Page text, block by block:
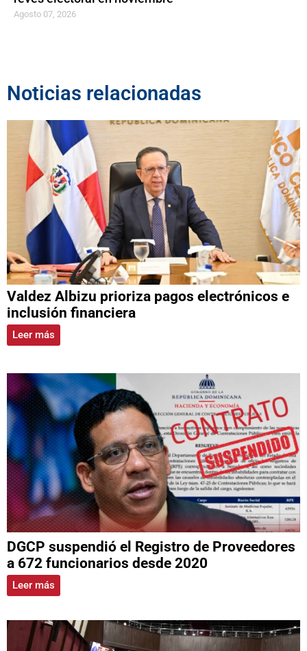
Agosto 07, 2026
Noticias relacionadas
Valdez Albizu prioriza pagos electrónicos e
inclusión financiera
Leer más
DGCP suspendió el Registro de Proveedores
a 672 funcionarios desde 2020
Leer más